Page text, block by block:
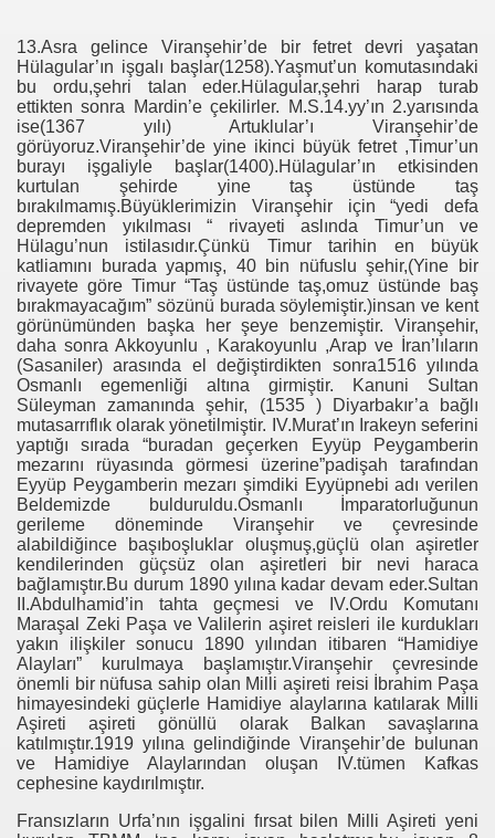
13.Asra gelince Viranşehir’de bir fetret devri yaşatan
Hülagular’ın işgalı başlar(1258).Yaşmut’un komutasındaki
bu ordu,şehri talan eder.Hülagular,şehri harap turab
ettikten sonra Mardin’e çekilirler. M.S.14.yy’ın 2.yarısında
ise(1367 yılı) Artuklular’ı Viranşehir’de
görüyoruz.Viranşehir’de yine ikinci büyük fetret ,Timur’un
burayı işgaliyle başlar(1400).Hülagular’ın etkisinden
kurtulan şehirde yine taş üstünde taş
bırakılmamış.Büyüklerimizin Viranşehir için “yedi defa
depremden yıkılması “ rivayeti aslında Timur’un ve
Hülagu’nun istilasıdır.Çünkü Timur tarihin en büyük
katliamını burada yapmış, 40 bin nüfuslu şehir,(Yine bir
rivayete göre Timur “Taş üstünde taş,omuz üstünde baş
bırakmayacağım” sözünü burada söylemiştir.)insan ve kent
görünümünden başka her şeye benzemiştir. Viranşehir,
daha sonra Akkoyunlu , Karakoyunlu ,Arap ve İran’lıların
(Sasaniler) arasında el değiştirdikten sonra1516 yılında
Osmanlı egemenliği altına girmiştir. Kanuni Sultan
Süleyman zamanında şehir, (1535 ) Diyarbakır’a bağlı
mutasarrıflık olarak yönetilmiştir. IV.Murat’ın Irakeyn seferini
yaptığı sırada “buradan geçerken Eyyüp Peygamberin
mezarını rüyasında görmesi üzerine”padişah tarafından
Eyyüp Peygamberin mezarı şimdiki Eyyüpnebi adı verilen
Beldemizde bulduruldu.Osmanlı İmparatorluğunun
gerileme döneminde Viranşehir ve çevresinde
alabildiğince başıboşluklar oluşmuş,güçlü olan aşiretler
kendilerinden güçsüz olan aşiretleri bir nevi haraca
bağlamıştır.Bu durum 1890 yılına kadar devam eder.Sultan
II.Abdulhamid’in tahta geçmesi ve IV.Ordu Komutanı
Maraşal Zeki Paşa ve Valilerin aşiret reisleri ile kurdukları
yakın ilişkiler sonucu 1890 yılından itibaren “Hamidiye
Alayları” kurulmaya başlamıştır.Viranşehir çevresinde
önemli bir nüfusa sahip olan Milli aşireti reisi İbrahim Paşa
himayesindeki güçlerle Hamidiye alaylarına katılarak Milli
Aşireti aşireti gönüllü olarak Balkan savaşlarına
katılmıştır.1919 yılına gelindiğinde Viranşehir’de bulunan
ve Hamidiye Alaylarından oluşan IV.tümen Kafkas
cephesine kaydırılmıştır.
Fransızların Urfa’nın işgalini fırsat bilen Milli Aşireti yeni